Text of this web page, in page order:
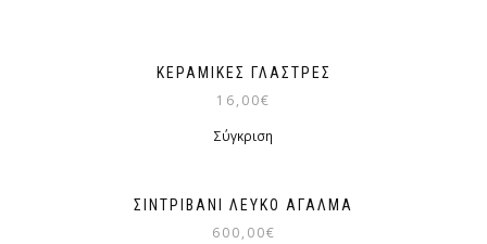
ΚΕΡΑΜΙΚΈΣ ΓΛΆΣΤΡΕΣ
16,00€
Σύγκριση
ΣΙΝΤΡΙΒΆΝΙ ΛΕΥΚΌ ΆΓΑΛΜΑ
600,00€